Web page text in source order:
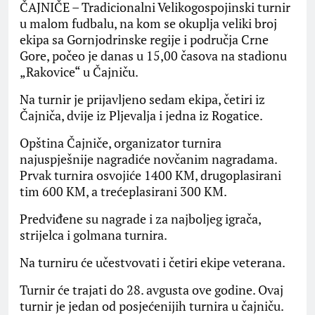
ČAJNIČE – Tradicionalni Velikogospojinski turnir
u malom fudbalu, na kom se okuplja veliki broj
ekipa sa Gornjodrinske regije i područja Crne
Gore, počeo je danas u 15,00 časova na stadionu
„Rakovice“ u Čajniču.
Na turnir je prijavljeno sedam ekipa, četiri iz
Čajniča, dvije iz Pljevalja i jedna iz Rogatice.
Opština Čajniče, organizator turnira
najuspješnije nagradiće novčanim nagradama.
Prvak turnira osvojiće 1400 KM, drugoplasirani
tim 600 KM, a trećeplasirani 300 KM.
Predviđene su nagrade i za najboljeg igrača,
strijelca i golmana turnira.
Na turniru će učestvovati i četiri ekipe veterana.
Turnir će trajati do 28. avgusta ove godine. Ovaj
turnir je jedan od posjećenijih turnira u čajniču.